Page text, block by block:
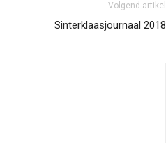
Volgend artikel
Sinterklaasjournaal 2018